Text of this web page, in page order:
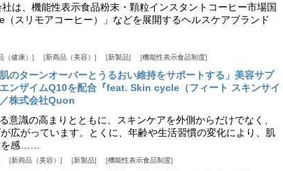
は、機能性表示食品粉末・顆粒インスタントコーヒー市場国
スリモアコーヒー）」などを展開するヘルスケアブランド
（健康） 新商品（美容） 新製品 機能性表示食品制度
のターンオーバーとうるおい維持をサポートする」美容サプ
ンザイムQ10を配合『feat. Skin cycle（フィート スキンサイ
株式会社Quon
意識の高まりとともに、スキンケアを外側からだけでなく、
広がっています。とくに、年齢や生活習慣の変化により、肌
を感……
新商品（美容） 新製品 機能性表示食品制度